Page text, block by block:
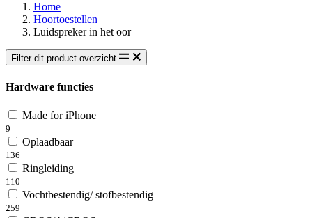
Home
Hoortoestellen
Luidspreker in het oor
Filter dit product overzicht
Hardware functies
Made for iPhone
9
Oplaadbaar
136
Ringleiding
110
Vochtbestendig/ stofbestendig
259